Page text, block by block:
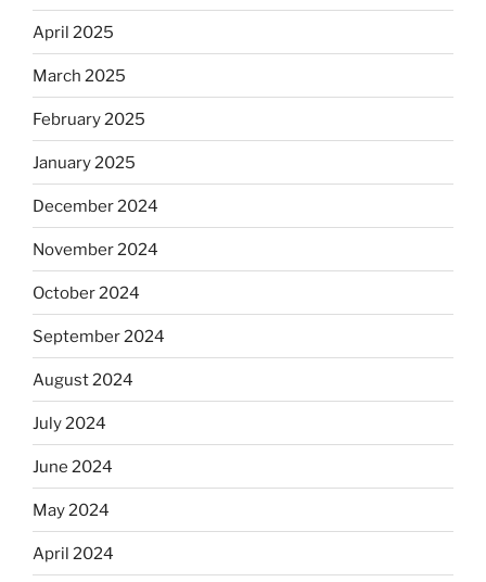
April 2025
March 2025
February 2025
January 2025
December 2024
November 2024
October 2024
September 2024
August 2024
July 2024
June 2024
May 2024
April 2024